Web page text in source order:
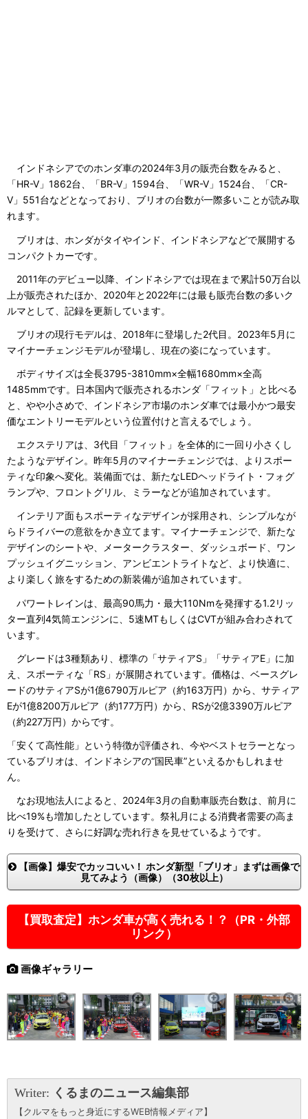
インドネシアでのホンダ車の2024年3月の販売台数をみると、
「HR-V」1862台、「BR-V」1594台、「WR-V」1524台、「CR-
V」551台などとなっており、ブリオの台数が一際多いことが読み取
れます。
ブリオは、ホンダがタイやインド、インドネシアなどで展開する
コンパクトカーです。
2011年のデビュー以降、インドネシアでは現在まで累計50万台以
上が販売されたほか、2020年と2022年には最も販売台数の多いク
ルマとして、記録を更新しています。
ブリオの現行モデルは、2018年に登場した2代目。2023年5月に
マイナーチェンジモデルが登場し、現在の姿になっています。
ボディサイズは全長3795-3810mm×全幅1680mm×全高
1485mmです。日本国内で販売されるホンダ「フィット」と比べる
と、やや小さめで、インドネシア市場のホンダ車では最小かつ最安
価なエントリーモデルという位置付けと言えるでしょう。
エクステリアは、3代目「フィット」を全体的に一回り小さくし
たようなデザイン。昨年5月のマイナーチェンジでは、よりスポー
ティな印象へ変化。装備面では、新たなLEDヘッドライト・フォグ
ランプや、フロントグリル、ミラーなどが追加されています。
インテリア面もスポーティなデザインが採用され、シンプルなが
らドライバーの意欲をかき立てます。マイナーチェンジで、新たな
デザインのシートや、メータークラスター、ダッシュボード、ワン
プッシュイグニッション、アンビエントライトなど、より快適に、
より楽しく旅をするための新装備が追加されています。
パワートレインは、最高90馬力・最大110Nmを発揮する1.2リッ
ター直列4気筒エンジンに、5速MTもしくはCVTが組み合わされて
います。
グレードは3種類あり、標準の「サティアS」「サティアE」に加
え、スポーティな「RS」が展開されています。価格は、ベースグレ
ードのサティアSが1億6790万ルピア（約163万円）から、サティア
Eが1億8200万ルピア（約177万円）から、RSが2億3390万ルピア
（約227万円）からです。
「安くて高性能」という特徴が評価され、今やベストセラーとなっ
ているブリオは、インドネシアの“国民車”といえるかもしれませ
ん。
なお現地法人によると、2024年3月の自動車販売台数は、前月に
比べ19%も増加したとしています。祭礼月による消費者需要の高ま
りを受けて、さらに好調な売れ行きを見せているようです。
【画像】爆安でカッコいい！ ホンダ新型「ブリオ」まずは画像で
見てみよう（画像）（30枚以上）
【買取査定】ホンダ車が高く売れる！？（PR・外部
リンク）
画像ギャラリー
Writer: くるまのニュース編集部
【クルマをもっと身近にするWEB情報メディア】